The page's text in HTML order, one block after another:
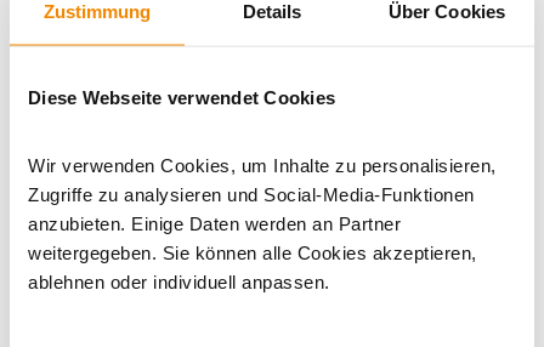
Zustimmung Details Über Cookies
Diese Webseite verwendet Cookies
Wir verwenden Cookies, um Inhalte zu personalisieren,
Zugriffe zu analysieren und Social-Media-Funktionen
anzubieten. Einige Daten werden an Partner
weitergegeben. Sie können alle Cookies akzeptieren,
ablehnen oder individuell anpassen.
Dieses Produkt finden Sie unter:Kaminöfen
mit Backfach|Kaminofen Rot|Holzofen|Kaminöfen mit
externer Luftzufuhr